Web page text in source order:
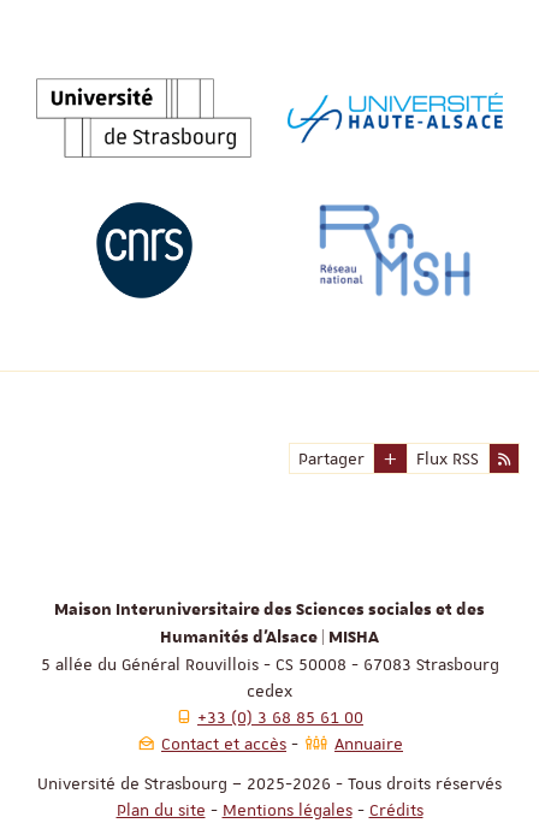
Partager Flux RSS
Maison Interuniversitaire des Sciences sociales et des
Humanités d'Alsace | MISHA
5 allée du Général Rouvillois - CS 50008 - 67083 Strasbourg
cedex
+33 (0) 3 68 85 61 00
Contact et accès
Annuaire
Université de Strasbourg – 2025-2026 - Tous droits réservés
Plan du site - Mentions légales- Crédits